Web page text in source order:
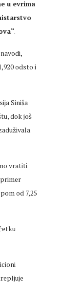
u evrima
.
odsto i
Siniša
dok još
vratiti
primer
od 7,25